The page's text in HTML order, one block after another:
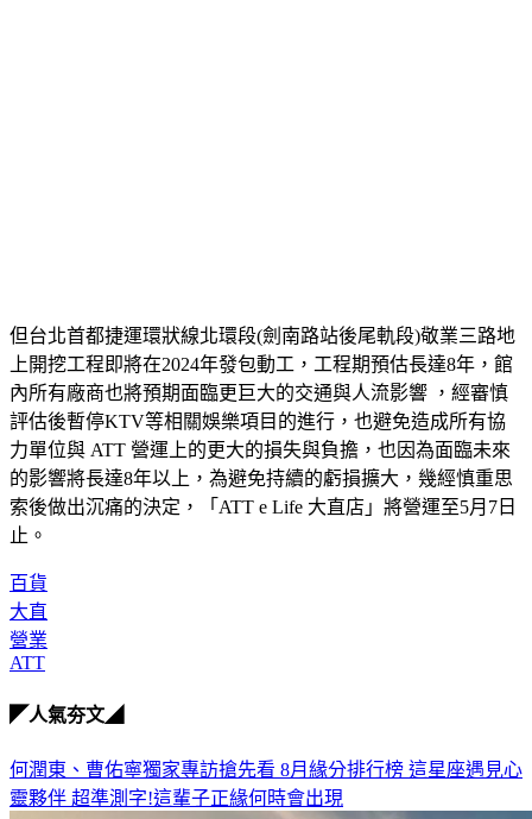
上開挖工程即將在2024年發包動工，工程期預估長達8年，館
內所有廠商也將預期面臨更巨大的交通與人流影響 ，經審慎
評估後暫停KTV等相關娛樂項目的進行，也避免造成所有協
力單位與 ATT 營運上的更大的損失與負擔，也因為面臨未來
的影響將長達8年以上，為避免持續的虧損擴大，幾經慎重思
索後做出沉痛的決定，「ATT e Life 大直店」將營運至5月7日
止。
大直
營業
ATT
靈夥伴 超準測字!這輩子正緣何時會出現